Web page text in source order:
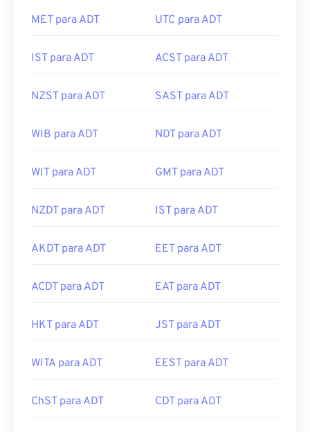
MET para ADT UTC para ADT
IST para ADT ACST para ADT
NZST para ADT SAST para ADT
WIB para ADT NDT para ADT
WIT para ADT GMT para ADT
NZDT para ADT IST para ADT
AKDT para ADT EET para ADT
ACDT para ADT EAT para ADT
HKT para ADT JST para ADT
WITA para ADT EEST para ADT
ChST para ADT CDT para ADT